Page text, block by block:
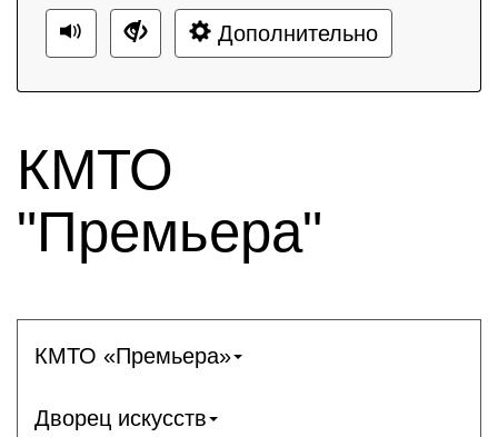
Дополнительно
КМТО
"Премьера"
КМТО «Премьера»
Дворец искусств